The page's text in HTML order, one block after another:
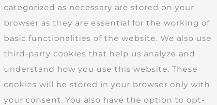
categorized as necessary are stored on your
browser as they are essential for the working of
basic functionalities of the website. We also use
third-party cookies that help us analyze and
understand how you use this website. These
cookies will be stored in your browser only with
your consent. You also have the option to opt-